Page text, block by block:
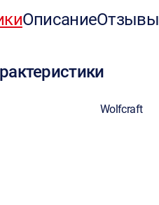
ОписаниеОтзывы
Wolfcraft